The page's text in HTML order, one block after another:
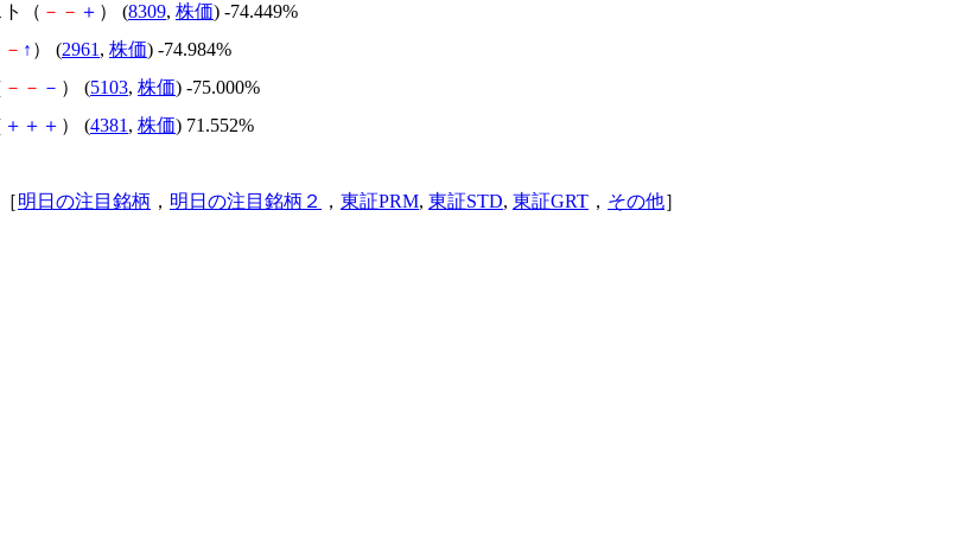
（ － － ＋ ） (8309, 株価) -74.449%
－ ↑ ） (2961 , 株価) -74.984%
－ － － ） (5103, 株価) -75.000%
＋ ＋ ＋ ） (4381 , 株価) 71.552%
明日の注目銘柄 ， 明日の注目銘柄２ ， 東証PRM, 東証STD, 東証GRT ， その他］